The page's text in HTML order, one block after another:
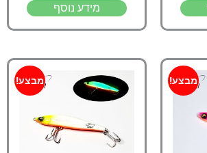
מידע נוסף
מבצע! מבצע!